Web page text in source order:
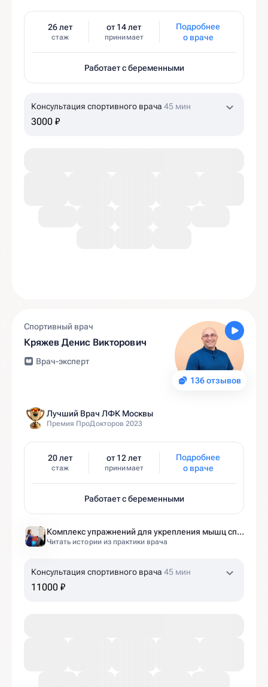
26 лет
стаж
от 14 лет
принимает
Подробнее
о враче
Работает с беременными
Консультация спортивного врача 45 мин
3000 ₽
136 отзывов
Спортивный врач
Кряжев Денис Викторович
Врач-эксперт
Лучший Врач ЛФК Москвы
Премия ПроДокторов 2023
20 лет
стаж
от 12 лет
принимает
Подробнее
о враче
Работает с беременными
Комплекс упражнений для укрепления мышц спины и позвоночника от экспертов Ист Клиники
Читать истории из практики врача
Консультация спортивного врача 45 мин
11000 ₽